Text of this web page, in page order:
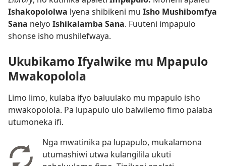
Ishakopololwa lyena shibikeni mu Isho Mushibomfya
Sana nelyo Ishikalamba Sana. Fuuteni impapulo
shonse isho mushilefwaya.
Ukubikamo Ifyalwike mu Mpapulo
Mwakopolola
Limo limo, kulaba ifyo baluulako mu mpapulo isho
mwakopolola. Pa lupapulo ulo balwilemo fimo palaba
utumoneka ifi.
Nga mwatinika pa lupapulo, mukalamona
utumashiwi utwa kulangilila ukuti